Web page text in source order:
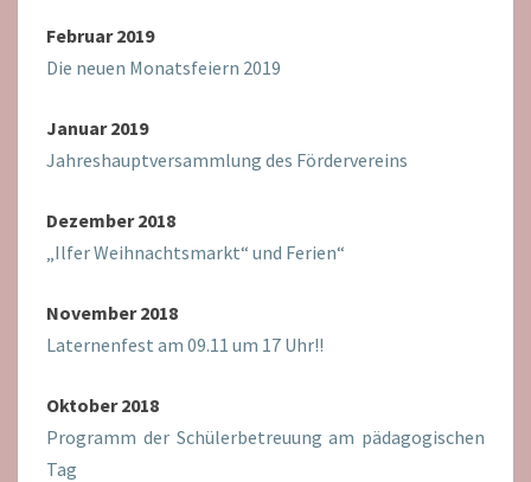
Februar 2019
Die neuen Monatsfeiern 2019
Januar 2019
Jahreshauptversammlung des Fördervereins
Dezember 2018
„Ilfer Weihnachtsmarkt“ und Ferien“
November 2018
Laternenfest am 09.11 um 17 Uhr!!
Oktober 2018
Programm der Schülerbetreuung am pädagogischen
Tag